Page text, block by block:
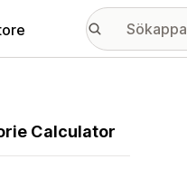
Calculator